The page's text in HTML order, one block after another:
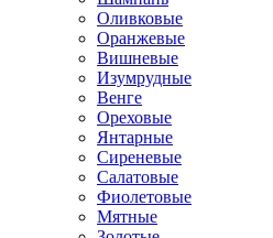
Оливковые
Оранжевые
Вишневые
Изумрудные
Венге
Ореховые
Янтарные
Сиреневые
Салатовые
Фиолетовые
Мятные